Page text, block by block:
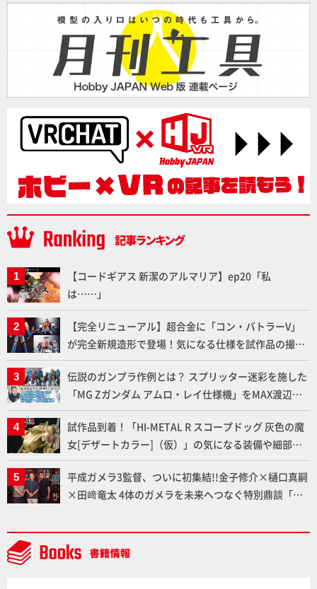
【コードギアス 新潔のアルマリア】ep20「私
は……」
【完全リニューアル】超合金に「コン・バトラーV」
が完全新規造形で登場！気になる仕様を試作品の撮り
下ろしでご紹介!!さらに「大鉄人17」＆「ワンエイ
ト」セット情報もお届け！【超合金の魂】
伝説のガンプラ作例とは？ スプリッター迷彩を施した
「MG Zガンダム アムロ・レイ仕様機」をMAX渡辺が
ふたたび塗る!!【試し読み】
試作品到着！「HI-METAL R スコープドッグ 灰色の魔
女[デザートカラー]（仮）」の気になる装備や細部な
ど商品仕様を撮り下ろしでお届け!! 【装甲騎兵ボトム
ズ】
平成ガメラ3監督、ついに初集結!!金子修介×樋口真嗣
×田﨑竜太 4体のガメラを未来へつなぐ特別鼎談「ガ